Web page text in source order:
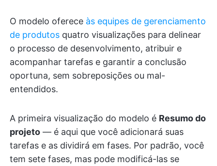
O modelo oferece às equipes de gerenciamento
de produtos quatro visualizações para delinear
o processo de desenvolvimento, atribuir e
acompanhar tarefas e garantir a conclusão
oportuna, sem sobreposições ou mal-
entendidos.
A primeira visualização do modelo é Resumo do
projeto — é aqui que você adicionará suas
tarefas e as dividirá em fases. Por padrão, você
tem sete fases, mas pode modificá-las se